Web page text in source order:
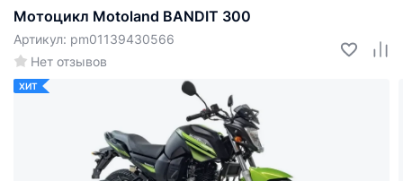
Мотоцикл Motoland BANDIT 300
Нет отзывов
Артикул: pm01139430566
ХИТ